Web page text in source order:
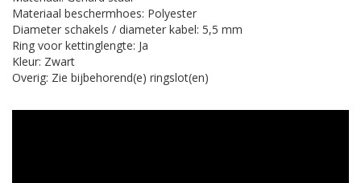
Materiaal beschermhoes: Polyester
Diameter schakels / diameter kabel: 5,5 mm
Ring voor kettinglengte: Ja
Kleur: Zwart
Overig: Zie bijbehorend(e) ringslot(en)